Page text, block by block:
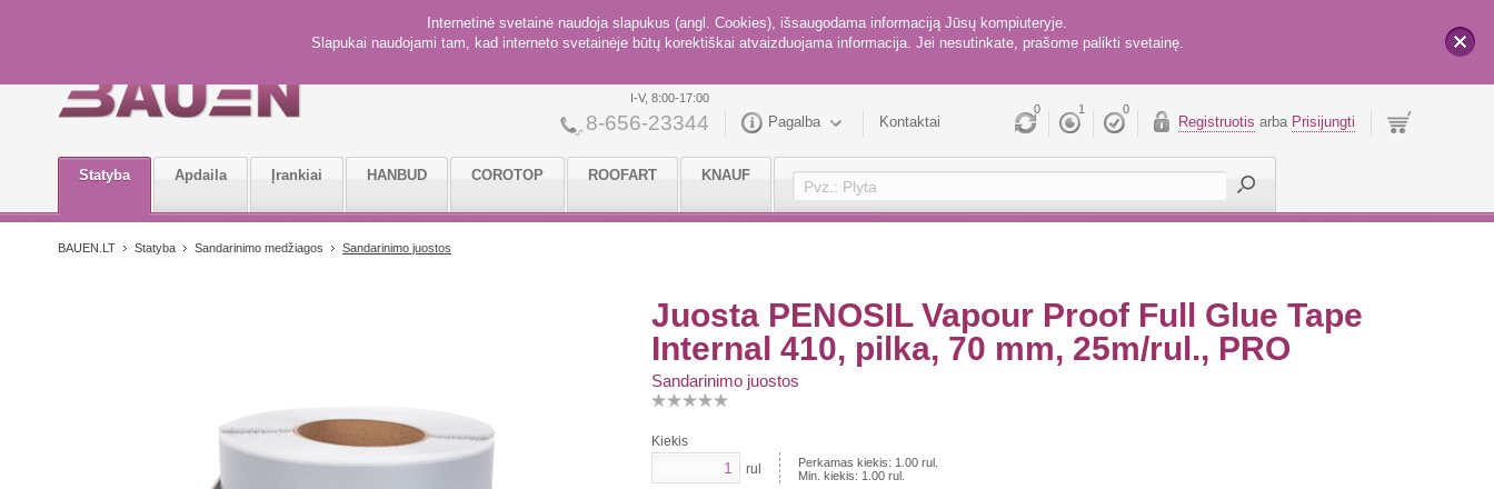
Internetinė svetainė naudoja slapukus (angl. Cookies), išsaugodama informaciją Jūsų kompiuteryje.
Slapukai naudojami tam, kad interneto svetainėje būtų korektiškai atvaizduojama informacija. Jei nesutinkate, prašome palikti svetainę.
0 1 0
Registruotis arba Prisijungti
I-V, 8:00-17:00
8-656-23344 Pagalba Kontaktai
Statyba Apdaila Įrankiai HANBUD COROTOP ROOFART KNAUF
BAUEN.LT Statyba Sandarinimo medžiagos Sandarinimo juostos
Juosta PENOSIL Vapour Proof Full Glue Tape
Internal 410, pilka, 70 mm, 25m/rul., PRO
Sandarinimo juostos
Kiekis
rul
Perkamas kiekis: 1.00 rul.
Min. kiekis: 1.00 rul.